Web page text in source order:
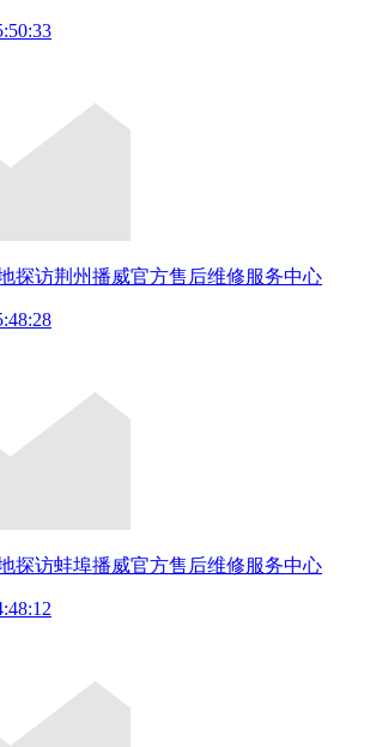
探访荆州播威官方售后维修服务中心
探访蚌埠播威官方售后维修服务中心